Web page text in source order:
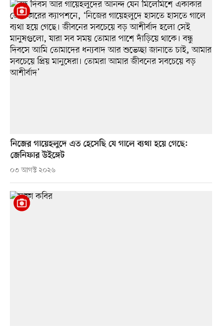
নিজের গায়েহলুদে এত হেসেছি যে গালে ব্যথা হয়ে গেছে:
জেনিফার উইঙ্গেট
০৩ আগস্ট ২০২৬